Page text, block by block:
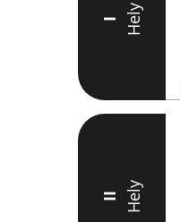
I Hely
II Hely